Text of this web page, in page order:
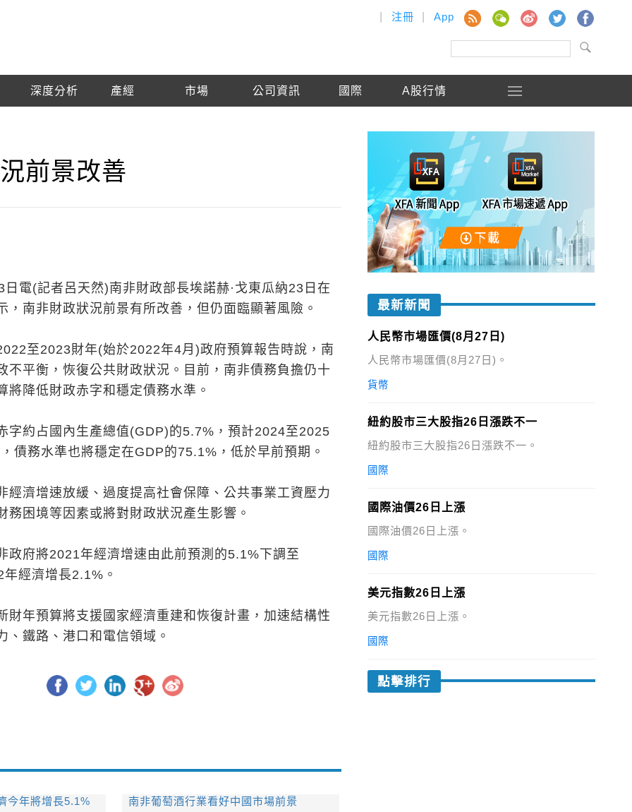
注冊 App
深度分析 產經 市場 公司資訊 國際 A股行情
前景改善
電(記者呂天然)南非財政部長埃諾赫·戈東瓜納23日在
，南非財政狀況前景有所改善，但仍面臨顯著風險。
至2023財年(始於2022年4月)政府預算報告時說，南
不平衡，恢復公共財政狀況。目前，南非債務負擔仍十
將降低財政赤字和穩定債務水準。
字約占國內生產總值(GDP)的5.7%，預計2024至2025
債務水準也將穩定在GDP的75.1%，低於早前預期。
經濟增速放緩、過度提高社會保障、公共事業工資壓力
務困境等因素或將對財政狀況產生影響。
政府將2021年經濟增速由此前預測的5.1%下調至
經濟增長2.1%。
財年預算將支援國家經濟重建和恢復計畫，加速結構性
、鐵路、港口和電信領域。
今年將增長5.1% 南非葡萄酒行業看好中國市場前景
最新新聞
人民幣市場匯價(8月27日)
人民幣市場匯價(8月27日)。
貨幣
紐約股市三大股指26日漲跌不一
紐約股市三大股指26日漲跌不一。
國際
國際油價26日上漲
國際油價26日上漲。
國際
美元指數26日上漲
美元指數26日上漲。
國際
點擊排行